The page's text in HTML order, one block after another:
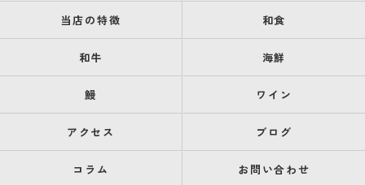
当店の特徴 和食
和牛 海鮮
鰻 ワイン
アクセス ブログ
コラム お問い合わせ